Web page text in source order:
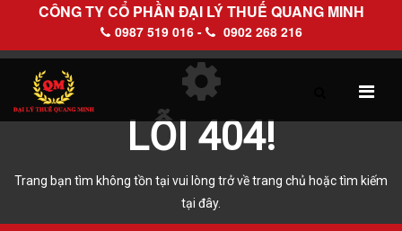
CÔNG TY CỔ PHẦN ĐẠI LÝ THUẾ QUANG MINH
0987 519 016 - 0902 268 216
GIỚI THIỆU
LỖI 404!
Trang bạn tìm không tồn tại vui lòng trở về trang chủ hoặc tìm kiếm
tại đây.